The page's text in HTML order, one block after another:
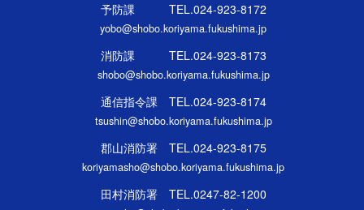
予防課 TEL.024-923-8172
yobo@shobo.koriyama.fukushima.jp
消防課 TEL.024-923-8173
shobo@shobo.koriyama.fukushima.jp
通信指令課 TEL.024-923-8174
tsushin@shobo.koriyama.fukushima.jp
郡山消防署 TEL.024-923-8175
koriyamasho@shobo.koriyama.fukushima.jp
田村消防署 TEL.0247-82-1200